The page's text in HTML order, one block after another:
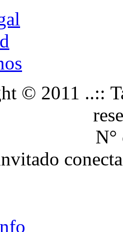
© 2011 ..::
N°